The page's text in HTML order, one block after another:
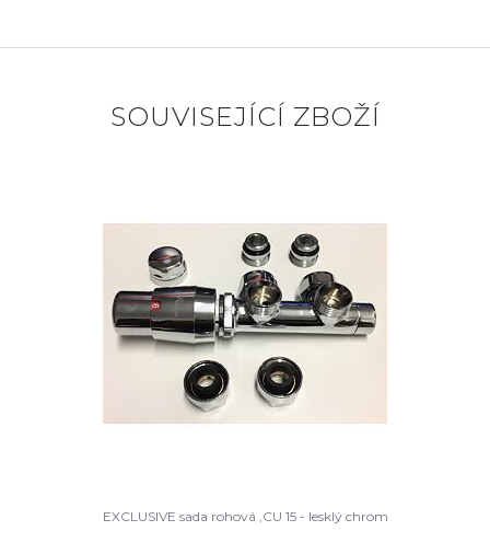
SOUVISEJÍCÍ ZBOŽÍ
EXCLUSIVE sada rohová ,CU 15 - lesklý chrom